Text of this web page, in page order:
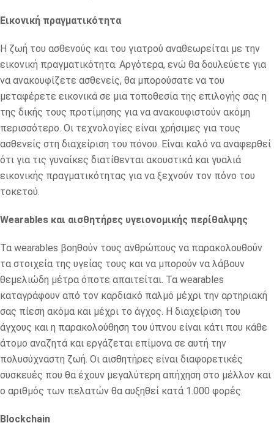
Εικονική πραγματικότητα
Η ζωή του ασθενούς και του γιατρού αναθεωρείται με την
εικονική πραγματικότητα. Αργότερα, ενώ θα δουλεύετε για
να ανακουφίζετε ασθενείς, θα μπορούσατε να του
μεταφέρετε εικονικά σε μια τοποθεσία της επιλογής σας η
της δικής τους προτίμησης για να ανακουφιστούν ακόμη
περισσότερο. Οι τεχνολογίες είναι χρήσιμες για τους
ασθενείς στη διαχείριση του πόνου. Είναι καλό να αναφερθεί
ότι για τις γυναίκες διατίθενται ακουστικά και γυαλιά
εικονικής πραγματικότητας για να ξεχνούν τον πόνο του
τοκετού.
Wearables και αισθητήρες υγειονομικής περίθαλψης
Τα wearables βοηθούν τους ανθρώπους να παρακολουθούν
τα στοιχεία της υγείας τους και να μπορούν να λάβουν
θεμελιώδη μέτρα όποτε απαιτείται. Τα wearables
καταγράφουν από τον καρδιακό παλμό μέχρι την αρτηριακή
σας πίεση ακόμα και μέχρι το άγχος. Η διαχείριση του
άγχους και η παρακολούθηση του ύπνου είναι κάτι που κάθε
άτομο αναζητά και εργάζεται επίμονα σε αυτή την
πολυσύχναστη ζωή. Οι αισθητήρες είναι διαφορετικές
συσκευές που θα έχουν μεγαλύτερη απήχηση στο μέλλον και
ο αριθμός των πελατών θα αυξηθεί κατά 1.000 φορές.
Blockchain